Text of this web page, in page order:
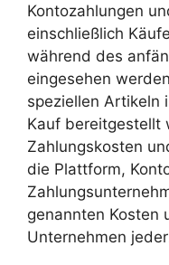
Kontozahlungen
einschließlich
während des
eingesehen
speziellen Artikeln
Kauf bereitgestellt
Zahlungskosten
die Plattform,
genannten Kosten
Unternehmen